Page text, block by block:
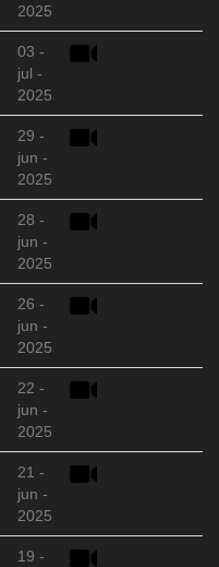
2025
03 -
jul -
2025
29 -
jun -
2025
28 -
jun -
2025
26 -
jun -
2025
22 -
jun -
2025
21 -
jun -
2025
19 -